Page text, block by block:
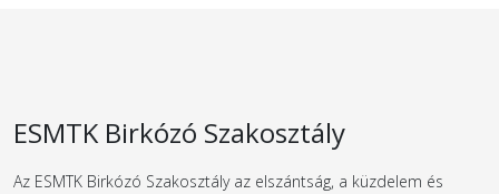
ESMTK Birkózó Szakosztály
Az ESMTK Birkózó Szakosztály az elszántság, a küzdelem és